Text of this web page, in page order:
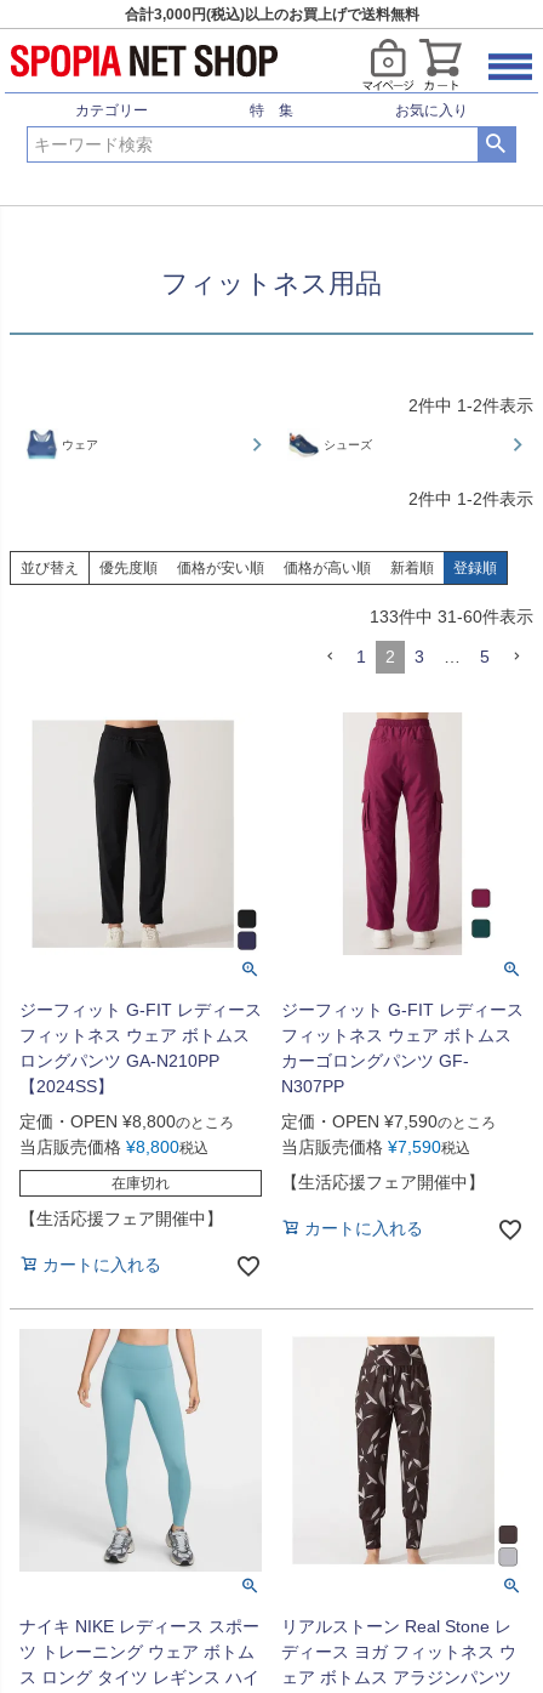
合計3,000円(税込)以上のお買上げで送料無料
カテゴリー 特 集 お気に入り
HOME フィットネス用品
フィットネス用品
2件中 1-2件表示
ウェア シューズ
2件中 1-2件表示
並び替え 優先度順 価格が安い順 価格が高い順 新着順 登録順
133件中 31-60件表示
1 2 3 5
ジーフィット G-FIT レディース
フィットネス ウェア ボトムス
ロングパンツ GA-N210PP
【2024SS】
定価・OPEN ¥8,800のところ
当店販売価格 ¥8,800税込
在庫切れ
【生活応援フェア開催中】
カートに入れる
ジーフィット G-FIT レディース
フィットネス ウェア ボトムス
カーゴロングパンツ GF-
N307PP
定価・OPEN ¥7,590のところ
当店販売価格 ¥7,590税込
【生活応援フェア開催中】
カートに入れる
ナイキ NIKE レディース スポー
ツ トレーニング ウェア ボトム
ス ロング タイツ レギンス ハイ
リアルストーン Real Stone レ
ディース ヨガ フィットネス ウ
ェア ボトムス アラジンパンツ